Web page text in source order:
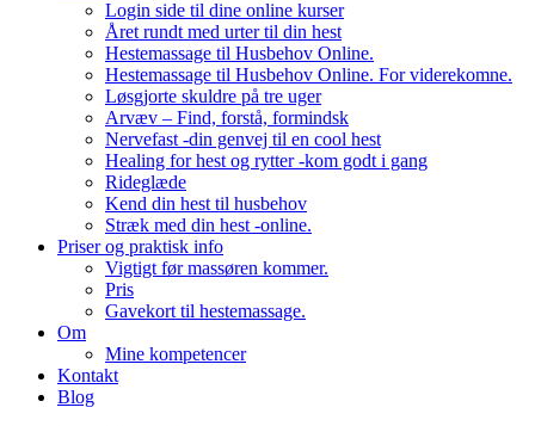
Login side til dine online kurser
Året rundt med urter til din hest
Hestemassage til Husbehov Online.
Hestemassage til Husbehov Online. For viderekomne.
Løsgjorte skuldre på tre uger
Arvæv – Find, forstå, formindsk
Nervefast -din genvej til en cool hest
Healing for hest og rytter -kom godt i gang
Rideglæde
Kend din hest til husbehov
Stræk med din hest -online.
Priser og praktisk info
Vigtigt før massøren kommer.
Pris
Gavekort til hestemassage.
Om
Mine kompetencer
Kontakt
Blog